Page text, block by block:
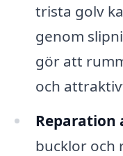
trista golv
genom
gör att
och
Reparation
bucklor och